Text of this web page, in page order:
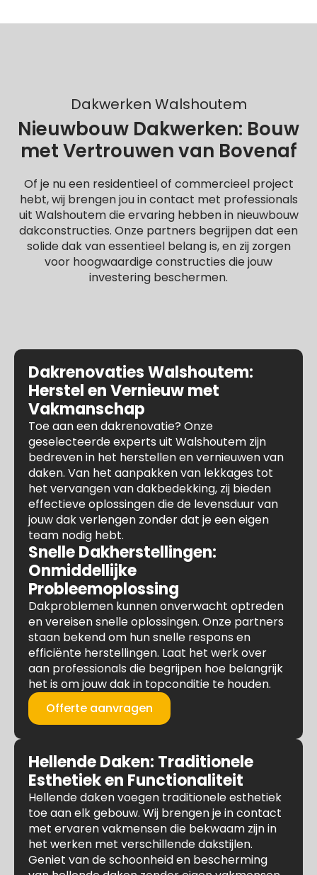
Dakwerken Walshoutem
Nieuwbouw Dakwerken: Bouw
met Vertrouwen van Bovenaf
Of je nu een residentieel of commercieel project
hebt, wij brengen jou in contact met professionals
uit Walshoutem die ervaring hebben in nieuwbouw
dakconstructies. Onze partners begrijpen dat een
solide dak van essentieel belang is, en zij zorgen
voor hoogwaardige constructies die jouw
investering beschermen.
Dakrenovaties Walshoutem:
Herstel en Vernieuw met
Vakmanschap
Toe aan een dakrenovatie? Onze
geselecteerde experts uit Walshoutem zijn
bedreven in het herstellen en vernieuwen van
daken. Van het aanpakken van lekkages tot
het vervangen van dakbedekking, zij bieden
effectieve oplossingen die de levensduur van
jouw dak verlengen zonder dat je een eigen
team nodig hebt.
Snelle Dakherstellingen:
Onmiddellijke
Probleemoplossing
Dakproblemen kunnen onverwacht optreden
en vereisen snelle oplossingen. Onze partners
staan bekend om hun snelle respons en
efficiënte herstellingen. Laat het werk over
aan professionals die begrijpen hoe belangrijk
het is om jouw dak in topconditie te houden.
Offerte aanvragen
Hellende Daken: Traditionele
Esthetiek en Functionaliteit
Hellende daken voegen traditionele esthetiek
toe aan elk gebouw. Wij brengen je in contact
met ervaren vakmensen die bekwaam zijn in
het werken met verschillende dakstijlen.
Geniet van de schoonheid en bescherming